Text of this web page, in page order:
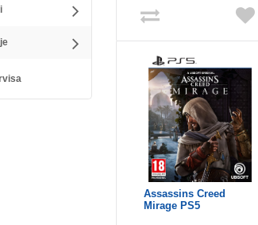
Assassins Creed
Mirage PS5